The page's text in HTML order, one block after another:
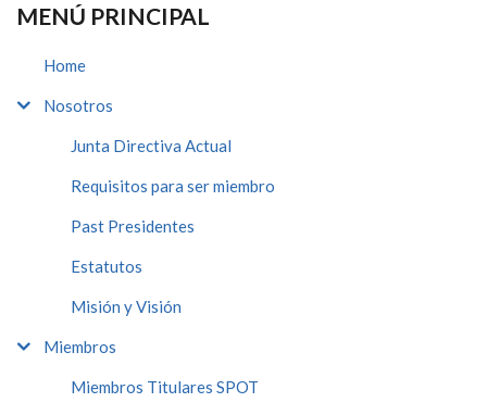
MENÚ PRINCIPAL
Home
Nosotros
Junta Directiva Actual
Requisitos para ser miembro
Past Presidentes
Estatutos
Misión y Visión
Miembros
Miembros Titulares SPOT